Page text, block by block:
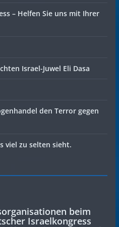
– Helfen Sie uns mit Ihrer
Israel-Juwel Eli Dasa
den Terror gegen
viel zu selten sieht.
beim
Israelkongress